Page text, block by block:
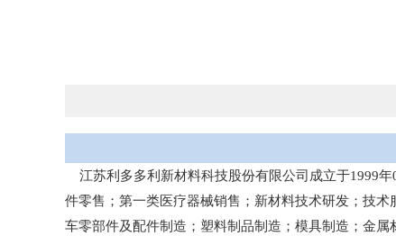
江苏利多多利新材料科技股份有限公司成立于1999
件零售；第一类医疗器械销售；新材料技术研发；技
车零部件及配件制造；塑料制品制造；模具制造；金属